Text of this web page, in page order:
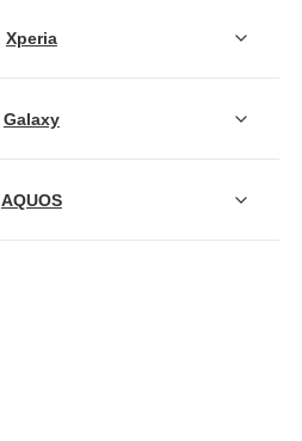
Xperia
Galaxy
AQUOS